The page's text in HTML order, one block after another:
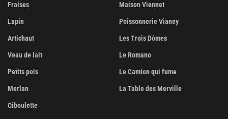
Fraises
Lapin
Artichaut
Veau de lait
Petits pois
Merlan
Ciboulette
Maison Viennet
Poissonnerie Vianey
Les Trois Dômes
Le Romano
Le Camion qui fume
La Table des Merville